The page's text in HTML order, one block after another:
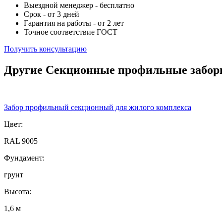
Выездной менеджер - бесплатно
Срок - от 3 дней
Гарантия на работы - от 2 лет
Точное соответствие ГОСТ
Получить консультацию
Другие Секционные профильные
Забор профильный секционный для жилого комплекса
Цвет:
RAL 9005
Фундамент:
грунт
Высота:
1,6 м